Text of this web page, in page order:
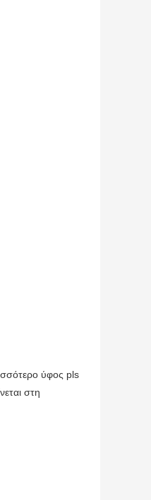
ύφος pls
στη